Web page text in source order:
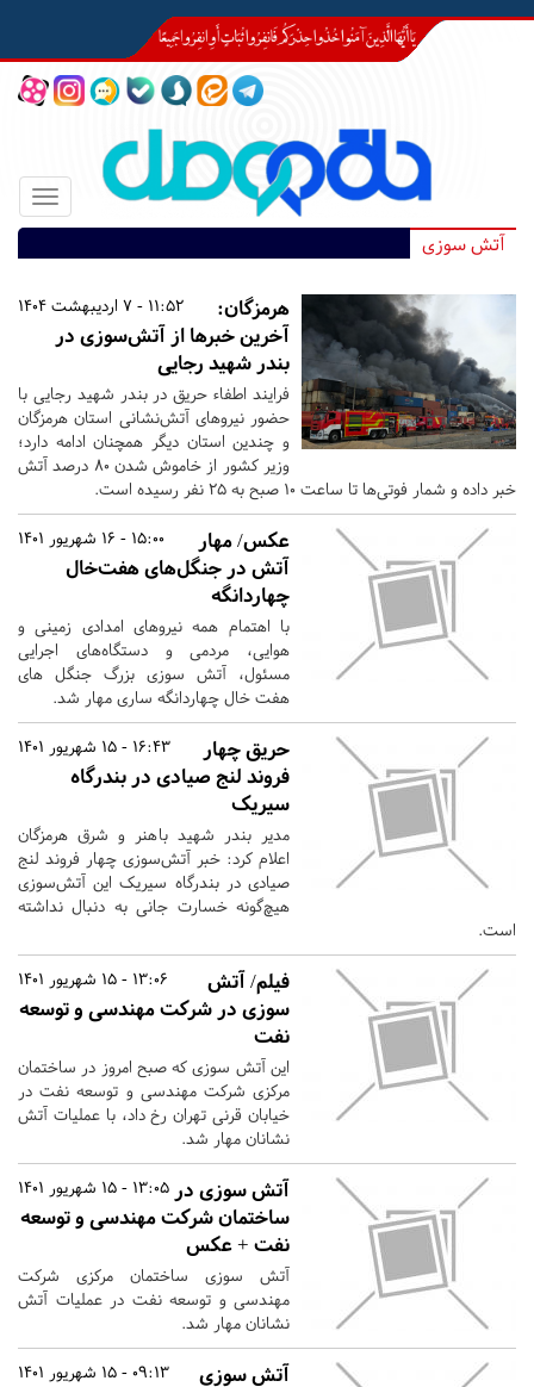
Toggle
آتش سوزی
11:52 - 7 اردیبهشت 1404
هرمزگان:
آخرین خبرها از آتش‌سوزی در
بندر شهید رجایی
فرایند اطفاء حریق در بندر شهید رجایی با
حضور نیروهای آتش‌نشانی استان هرمزگان
و چندین استان دیگر همچنان ادامه دارد؛
وزیر کشور از خاموش شدن 80 درصد آتش
خبر داده و شمار فوتی‌ها تا ساعت 10 صبح به 25 نفر رسیده است.
15:00 - 16 شهریور 1401
عکس/ مهار
آتش در جنگل‌های هفت‌خال
چهاردانگه
با اهتمام همه نیروهای امدادی زمینی و
هوایی، مردمی و دستگاه‌های اجرایی
مسئول، آتش سوزی بزرگ جنگل های
هفت خال چهاردانگه ساری مهار شد. ‎
16:43 - 15 شهریور 1401
حریق چهار
فروند لنج صیادی در بندرگاه
سیریک
مدیر بندر شهید باهنر و شرق هرمزگان
اعلام کرد: خبر آتش‌سوزی چهار فروند لنج
صیادی در بندرگاه سیریک این آتش‌سوزی
هیچ‌گونه خسارت جانی به دنبال نداشته
است.
13:06 - 15 شهریور 1401
فیلم/ آتش
سوزی در شرکت مهندسی و توسعه
نفت
این آتش سوزی که صبح امروز در ساختمان
مرکزی شرکت مهندسی و توسعه نفت در
خیابان قرنی تهران رخ داد، با عملیات آتش
نشانان مهار شد.
13:05 - 15 شهریور 1401 آتش سوزی در
ساختمان شرکت مهندسی و توسعه
نفت + عکس
آتش سوزی ساختمان مرکزی شرکت
مهندسی و توسعه نفت در عملیات آتش
نشانان مهار شد.
09:13 - 15 شهریور 1401
آتش سوزی